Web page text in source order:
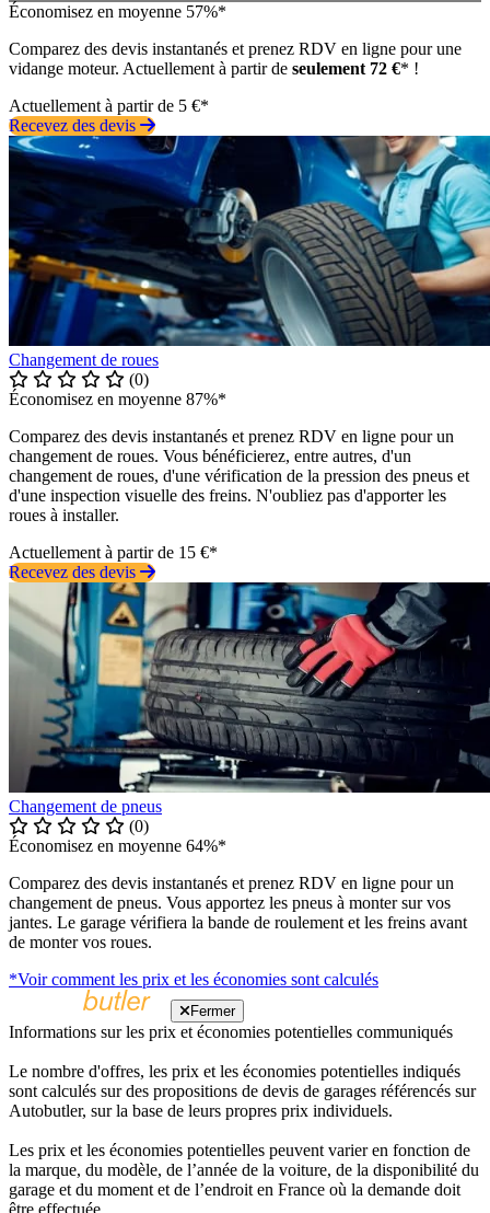
Économisez en moyenne 57%*
Comparez des devis instantanés et prenez RDV en ligne pour une
vidange moteur. Actuellement à partir de seulement 72 €* !
Actuellement à partir de 5 €*
Recevez des devis
Changement de roues
(0)
Économisez en moyenne 87%*
Comparez des devis instantanés et prenez RDV en ligne pour un
changement de roues. Vous bénéficierez, entre autres, d'un
changement de roues, d'une vérification de la pression des pneus et
d'une inspection visuelle des freins. N'oubliez pas d'apporter les
roues à installer.
Actuellement à partir de 15 €*
Recevez des devis
Changement de pneus
(0)
Économisez en moyenne 64%*
Comparez des devis instantanés et prenez RDV en ligne pour un
changement de pneus. Vous apportez les pneus à monter sur vos
jantes. Le garage vérifiera la bande de roulement et les freins avant
de monter vos roues.
*Voir comment les prix et les économies sont calculés
Fermer
Informations sur les prix et économies potentielles communiqués
Le nombre d'offres, les prix et les économies potentielles indiqués
sont calculés sur des propositions de devis de garages référencés sur
Autobutler, sur la base de leurs propres prix individuels.
Les prix et les économies potentielles peuvent varier en fonction de
la marque, du modèle, de l’année de la voiture, de la disponibilité du
garage et du moment et de l’endroit en France où la demande doit
être effectuée.